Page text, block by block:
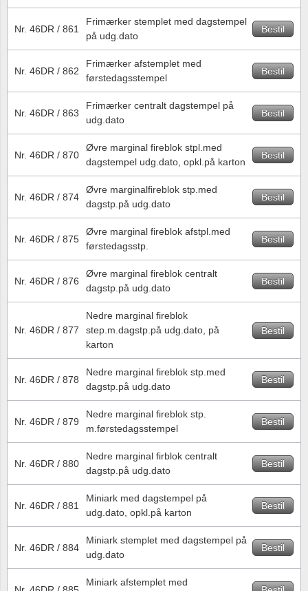
Nr. 46DR / 861
Frimærker stemplet med dagstempel
på udg.dato
Bestil
Nr. 46DR / 862
Frimærker afstemplet med
førstedagsstempel
Bestil
Nr. 46DR / 863
Frimærker centralt dagstempel på
udg.dato
Bestil
Nr. 46DR / 870
Øvre marginal fireblok stpl.med
dagstempel udg.dato, opkl.på karton
Bestil
Nr. 46DR / 874
Øvre marginalfireblok stp.med
dagstp.på udg.dato
Bestil
Nr. 46DR / 875
Øvre marginal fireblok afstpl.med
førstedagsstp.
Bestil
Nr. 46DR / 876
Øvre marginal fireblok centralt
dagstp.på udg.dato
Bestil
Nr. 46DR / 877
Nedre marginal fireblok
step.m.dagstp.på udg.dato, på
karton
Bestil
Nr. 46DR / 878
Nedre marginal fireblok stp.med
dagstp.på udg.dato
Bestil
Nr. 46DR / 879
Nedre marginal fireblok stp.
m.førstedagsstempel
Bestil
Nr. 46DR / 880
Nedre marginal firblok centralt
dagstp.på udg.dato
Bestil
Nr. 46DR / 881
Miniark med dagstempel på
udg.dato, opkl.på karton
Bestil
Nr. 46DR / 884
Miniark stemplet med dagstempel på
udg.dato
Bestil
Miniark afstemplet med